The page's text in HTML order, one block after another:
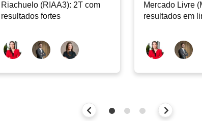
Riachuelo (RIAA3): 2T com
resultados fortes
Mercado Livre
resultados em